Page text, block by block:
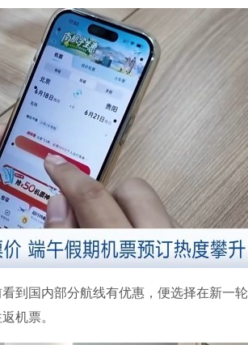
国内部分航线有优惠，便选择在新一轮
机票。